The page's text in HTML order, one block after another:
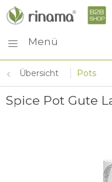
Menü
Übersicht Pots
Spice Pot Gute